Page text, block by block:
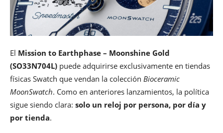
El Mission to Earthphase – Moonshine Gold
(SO33N704L) puede adquirirse exclusivamente en tiendas
físicas Swatch que vendan la colección Bioceramic
MoonSwatch. Como en anteriores lanzamientos, la política
sigue siendo clara: solo un reloj por persona, por día y
por tienda.